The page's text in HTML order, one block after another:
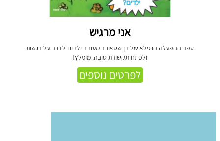
אני מרגיש
ספר ההפעלה הנפלא של דן שטאובר מעודד ילדים לדבר על רגשות
ולפתח תקשורת טובה. מומלץ!
לפרטים נוספים